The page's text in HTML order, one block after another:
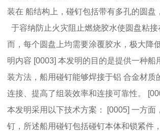
装在 船结构上，碰钉包括带有多孔的圆盘
于容纳防止火灾阻止燃烧胶水使圆盘粘
而，每个圆盘上均需要涂覆胶水，极大降
明内容 [0003] 本发明的目的是提供一种船
装方法，船用碰钉能够焊接于铝 合金材质
连接、提高了组装效率和连接可靠性。
本发明采用以下技术方案： [0005] 一方面
钉，所述船用碰钉包括碰钉本体和锁紧件